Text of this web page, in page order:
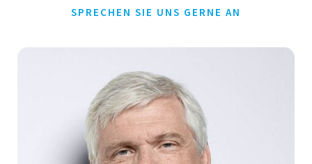
SPRECHEN SIE UNS GERNE AN